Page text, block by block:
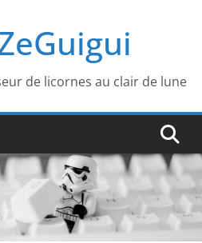
de licornes au clair de lune